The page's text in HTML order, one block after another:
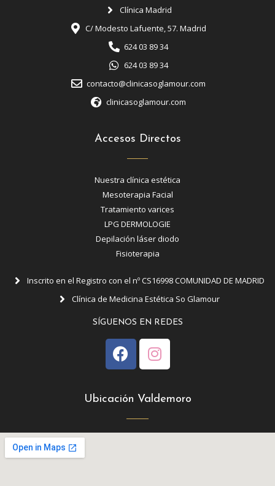
Clínica Madrid
C/ Modesto Lafuente, 57. Madrid
624 03 89 34
624 03 89 34
contacto@clinicasoglamour.com
clinicasoglamour.com
Accesos Directos
Nuestra clínica estética
Mesoterapia Facial
Tratamiento varices
LPG DERMOLOGIE
Depilación láser diodo
Fisioterapia
Inscrito en el Registro con el nº CS16998 COMUNIDAD DE MADRID
Clínica de Medicina Estética So Glamour
SÍGUENOS EN REDES
Ubicación Valdemoro